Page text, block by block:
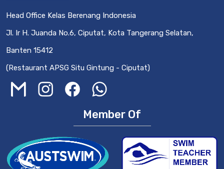
Head Office Kelas Berenang Indonesia
Jl. Ir H. Juanda No.6, Ciputat, Kota Tangerang Selatan,
Banten 15412
(Restaurant APSG Situ Gintung - Ciputat)
Member Of